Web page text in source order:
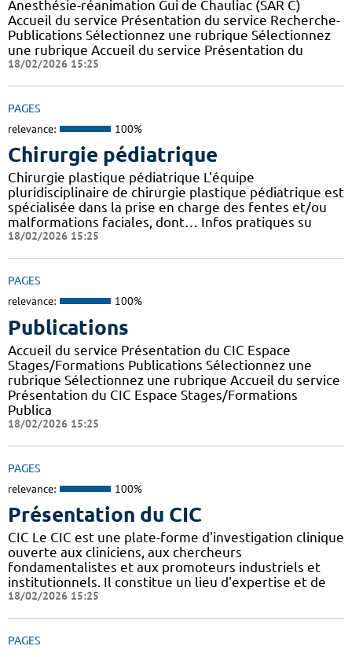
Anesthésie-réanimation Gui de Chauliac (SAR C)
Accueil du service Présentation du service Recherche-
Publications Sélectionnez une rubrique Sélectionnez
une rubrique Accueil du service Présentation du
18/02/2026 15:25
PAGES
relevance: 100%
Chirurgie pédiatrique
Chirurgie plastique pédiatrique L'équipe
pluridisciplinaire de chirurgie plastique pédiatrique est
spécialisée dans la prise en charge des fentes et/ou
malformations faciales, dont… Infos pratiques su
18/02/2026 15:25
PAGES
relevance: 100%
Publications
Accueil du service Présentation du CIC Espace
Stages/Formations Publications Sélectionnez une
rubrique Sélectionnez une rubrique Accueil du service
Présentation du CIC Espace Stages/Formations
Publica
18/02/2026 15:25
PAGES
relevance: 100%
Présentation du CIC
CIC Le CIC est une plate-forme d'investigation clinique
ouverte aux cliniciens, aux chercheurs
fondamentalistes et aux promoteurs industriels et
institutionnels. Il constitue un lieu d'expertise et de
18/02/2026 15:25
PAGES